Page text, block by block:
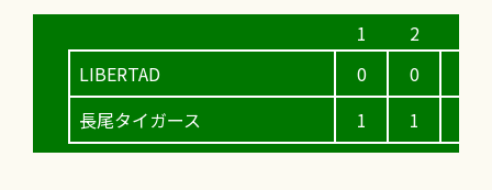
LIBERTAD
長尾タイガース
0
1
0
1